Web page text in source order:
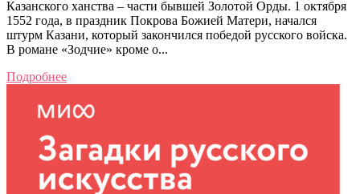
Казанского ханства – части бывшей Золотой Орды. 1 октября
1552 года, в праздник Покрова Божией Матери, начался
штурм Казани, который закончился победой русского войска.
В романе «Зодчие» кроме о...
Подробнее